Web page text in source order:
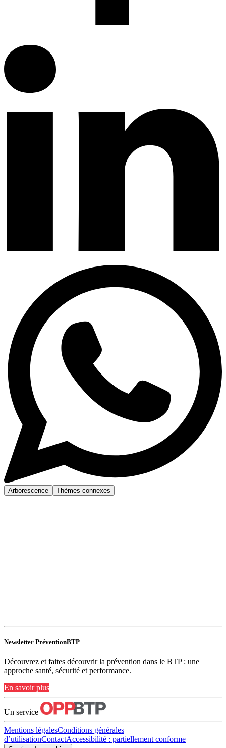
Arborescence Thèmes connexes
Newsletter PréventionBTP
Découvrez et faites découvrir la prévention dans le BTP : une
approche santé, sécurité et performance.
En savoir plus
Un service
Mentions légalesConditions générales
d’utilisationContactAccessibilité : partiellement conforme